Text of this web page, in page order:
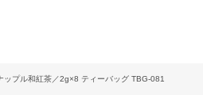
ップル和紅茶／2g×8 ティーバッグ TBG-081